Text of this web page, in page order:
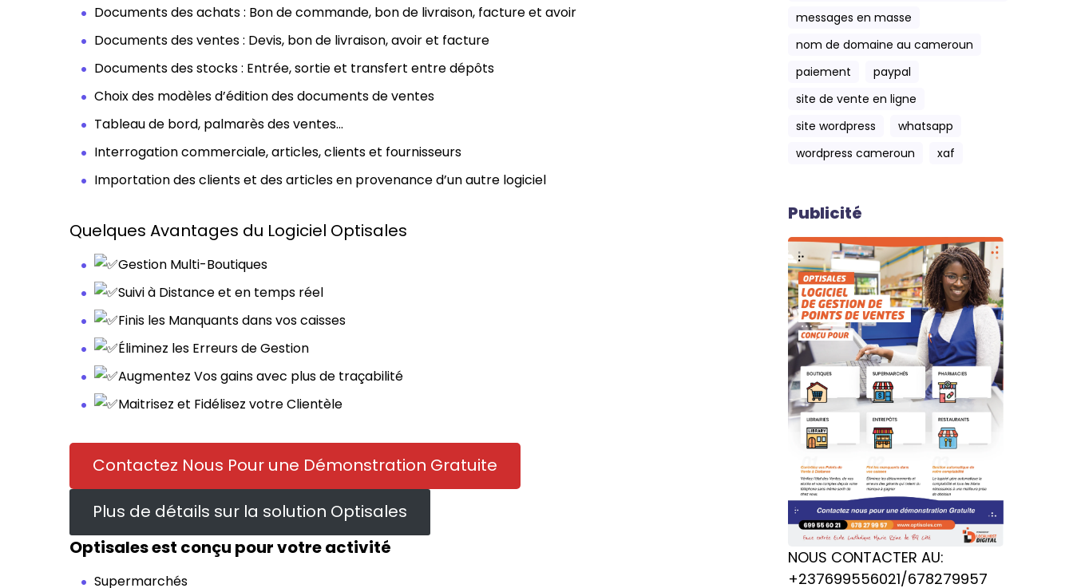
Documents des achats : Bon de commande, bon de livraison, facture et avoir
Documents des ventes : Devis, bon de livraison, avoir et facture
Documents des stocks : Entrée, sortie et transfert entre dépôts
Choix des modèles d’édition des documents de ventes
Tableau de bord, palmarès des ventes…
Interrogation commerciale, articles, clients et fournisseurs
Importation des clients et des articles en provenance d’un autre logiciel
Quelques Avantages du Logiciel Optisales
Gestion Multi-Boutiques
Suivi à Distance et en temps réel
Finis les Manquants dans vos caisses
Éliminez les Erreurs de Gestion
Augmentez Vos gains avec plus de traçabilité
Maitrisez et Fidélisez votre Clientèle
Contactez Nous Pour une Démonstration Gratuite
Plus de détails sur la solution Optisales
Optisales est conçu pour votre activité
Supermarchés
messages en masse
nom de domaine au cameroun
paiement
paypal
site de vente en ligne
site wordpress
whatsapp
wordpress cameroun
xaf
Publicité
NOUS CONTACTER AU:
+237699556021/678279957